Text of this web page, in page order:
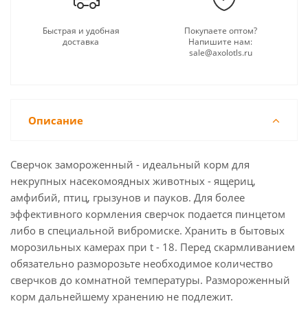
Быстрая и удобная
доставка
Покупаете оптом?
Напишите нам:
sale@axolotls.ru
Описание
Сверчок замороженный - идеальный корм для
некрупных насекомоядных животных - ящериц,
амфибий, птиц, грызунов и пауков. Для более
эффективного кормления сверчок подается пинцетом
либо в специальной вибромиске. Хранить в бытовых
морозильных камерах при t - 18. Перед скармливанием
обязательно разморозьте необходимое количество
сверчков до комнатной температуры. Размороженный
корм дальнейшему хранению не подлежит.